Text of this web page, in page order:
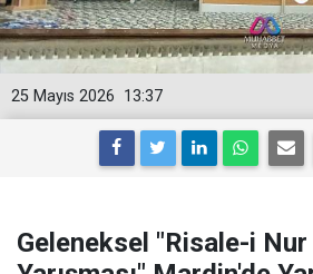
13:37
25 Mayıs 2026
Geleneksel "Risale-i